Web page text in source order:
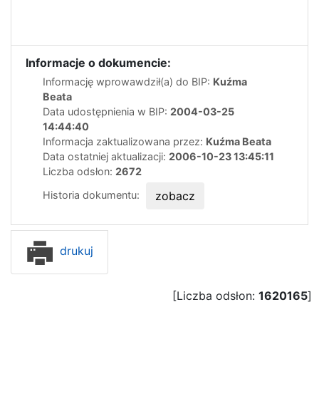
Informacje o dokumencie:
Informację wprowawdził(a) do BIP: Kuźma
Beata
Data udostępnienia w BIP: 2004-03-25
14:44:40
Informacja zaktualizowana przez: Kuźma Beata
Data ostatniej aktualizacji: 2006-10-23 13:45:11
Liczba odsłon: 2672
Historia dokumentu:
zobacz
drukuj
[Liczba odsłon: 1620165]